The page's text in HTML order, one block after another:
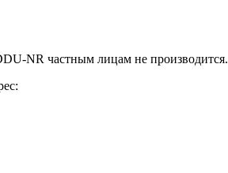
NR частным лицам не производится.